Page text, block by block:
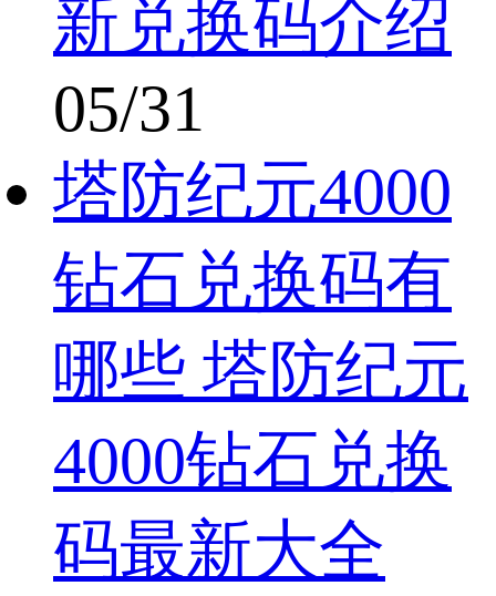
新兑换码介绍
05/31
塔防纪元4000
钻石兑换码有
哪些 塔防纪元
4000钻石兑换
码最新大全